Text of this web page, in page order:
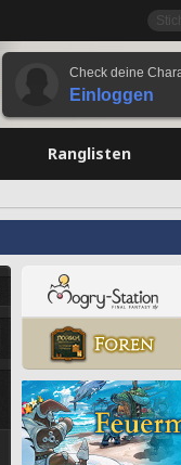
Check deine
Einloggen
Ranglisten